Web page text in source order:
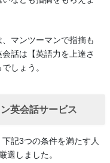
マンツーマンで指摘も
話は【英語力を上達さ
しょう。
英会話サービス
記3つの条件を満たす人
選しました。